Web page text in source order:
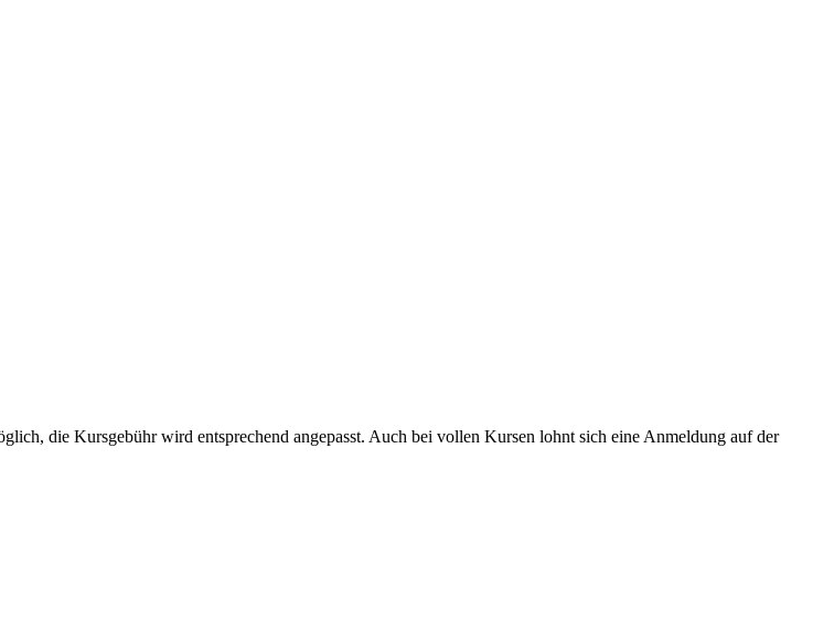
die Kursgebühr wird entsprechend angepasst. Auch bei vollen Kursen lohnt sich eine Anmeldung auf der